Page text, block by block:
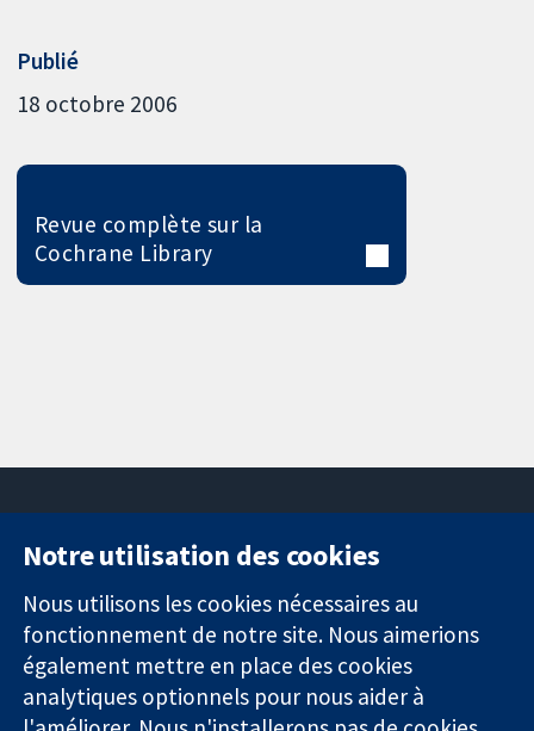
Publié
18 octobre 2006
Revue complète sur la
Cochrane Library
Des données
probantes.
Des décisions
éclairées.
Une meilleure
11-13 Cavendish
Square
Londres
W1G0AN
Royaume-Uni
nous
Actualités
presse
Qui sommes-
Notre utilisation des cookies
Nous utilisons les cookies nécessaires au
fonctionnement de notre site. Nous aimerions
également mettre en place des cookies
analytiques optionnels pour nous aider à